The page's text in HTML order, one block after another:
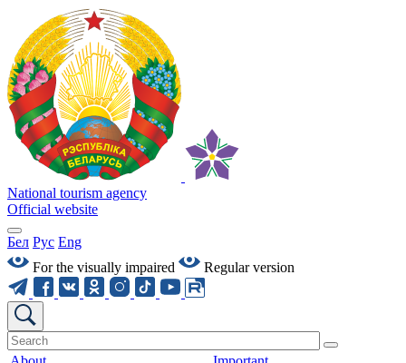
National tourism agency
Official website
Бел Рус Eng
For the visually impaired
Regular version